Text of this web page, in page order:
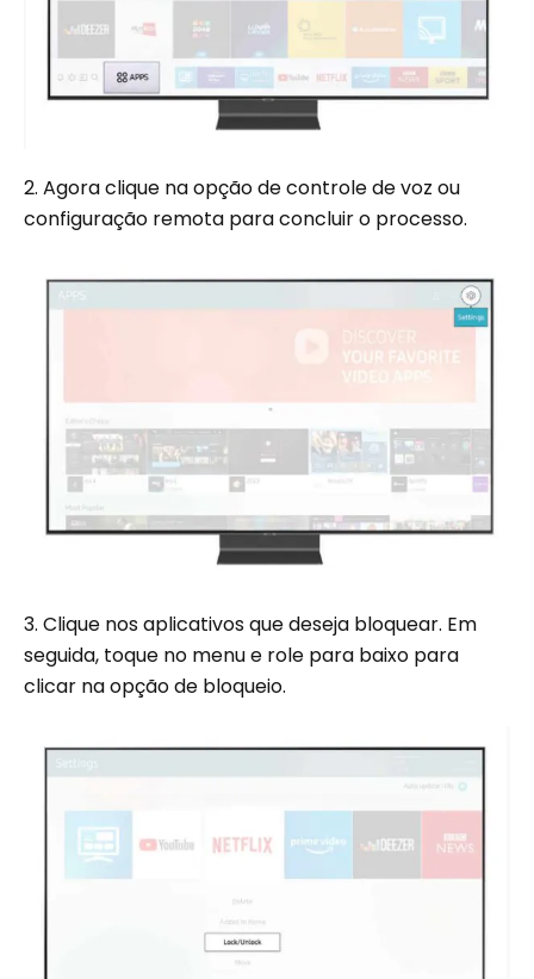
2. Agora clique na opção de controle de voz ou
configuração remota para concluir o processo.
3. Clique nos aplicativos que deseja bloquear. Em
seguida, toque no menu e role para baixo para
clicar na opção de bloqueio.